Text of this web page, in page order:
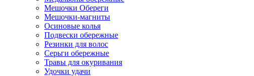
Мешочки Обереги
Мешочки-магниты
Осиновые колья
Подвески обережные
Резинки для волос
Серьги обережные
Травы для окуривания
Удочки удачи